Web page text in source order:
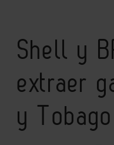
Shell y
extraer
y